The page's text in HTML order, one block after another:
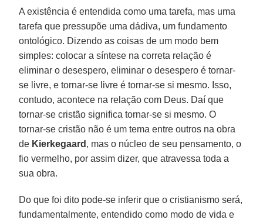
A existência é entendida como uma tarefa, mas uma
tarefa que pressupõe uma dádiva, um fundamento
ontológico. Dizendo as coisas de um modo bem
simples: colocar a síntese na correta relação é
eliminar o desespero, eliminar o desespero é tornar-
se livre, e tornar-se livre é tornar-se si mesmo. Isso,
contudo, acontece na relação com Deus. Daí que
tornar-se cristão significa tornar-se si mesmo. O
tornar-se cristão não é um tema entre outros na obra
de Kierkegaard , mas o núcleo de seu pensamento, o
fio vermelho, por assim dizer, que atravessa toda a
sua obra.
Do que foi dito pode-se inferir que o cristianismo será,
fundamentalmente, entendido como modo de vida e